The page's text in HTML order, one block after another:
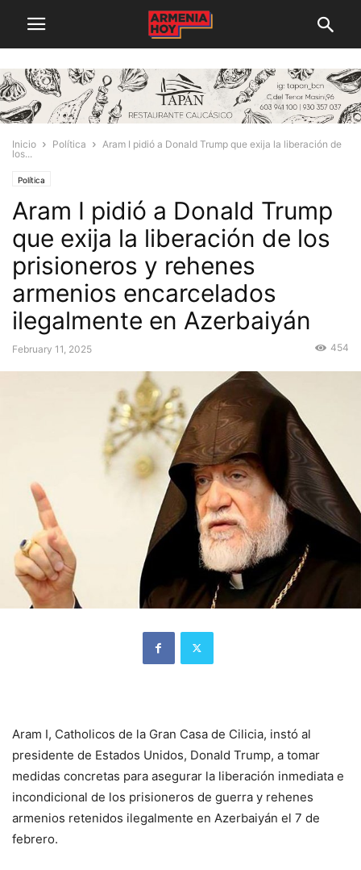
Inicio Política
Aram I pidió a Donald Trump que exija la liberación de
los...
Política
Aram I pidió a Donald Trump
que exija la liberación de los
prisioneros y rehenes
armenios encarcelados
ilegalmente en Azerbaiyán
February 11, 2025 454
Aram I, Catholicos de la Gran Casa de Cilicia, instó al
presidente de Estados Unidos, Donald Trump, a tomar
medidas concretas para asegurar la liberación inmediata e
incondicional de los prisioneros de guerra y rehenes
armenios retenidos ilegalmente en Azerbaiyán el 7 de
febrero.